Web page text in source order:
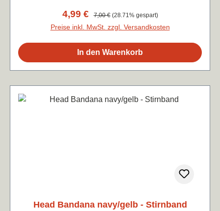
Verkaufspreis:
4,99 € Regulärer Preis:
7,00 € (28.71% gespart)
Preise inkl. MwSt. zzgl. Versandkosten
In den Warenkorb
Head Bandana navy/gelb - Stirnband